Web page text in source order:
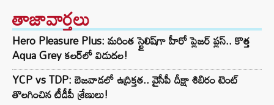
తాజావార్తలు
Hero Pleasure Plus: మరింత స్టైలిష్‌గా హీరో ప్లెజర్ ప్లస్.. కొత్త
Aqua Grey కలర్‌లో విడుదల!
YCP vs TDP: బెజవాడలో ఉద్రిక్తత.. వైసీపీ దీక్షా శిబిరం టెంట్
తొలగించిన టీడీపీ శ్రేణులు!